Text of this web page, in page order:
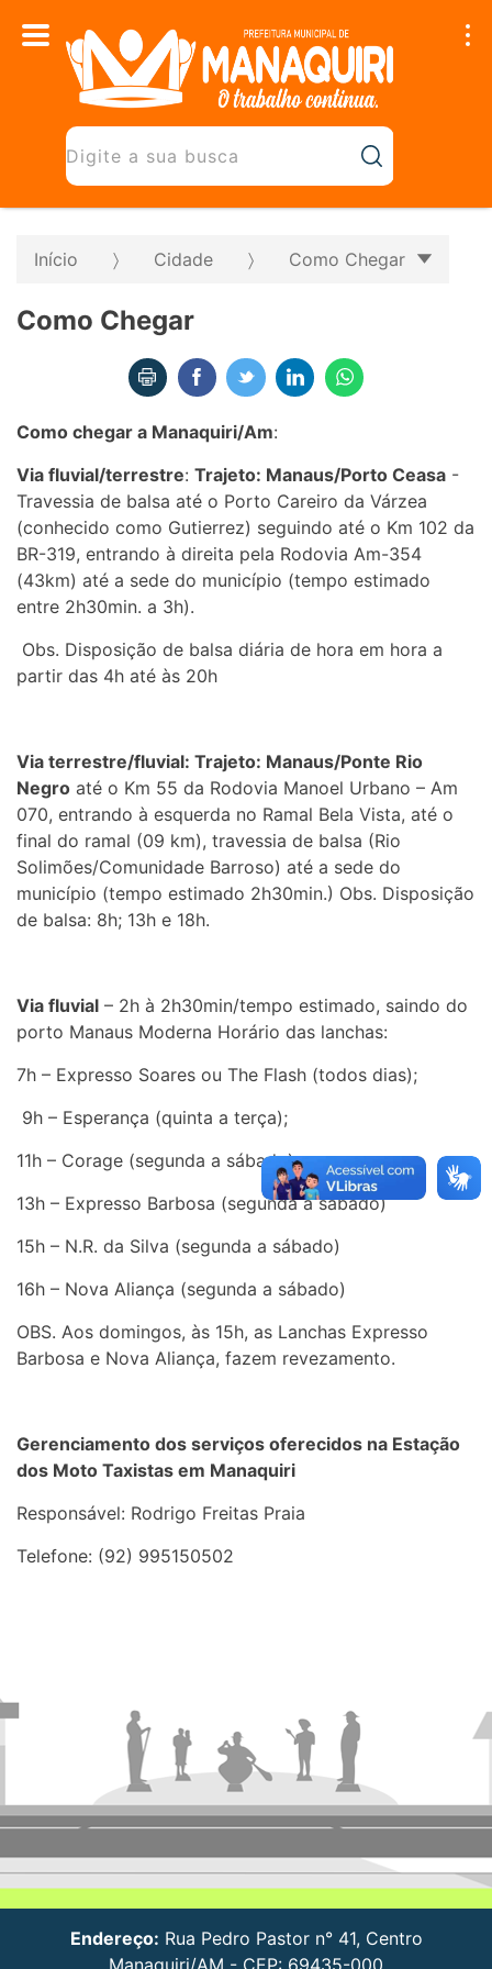
Início Cidade Como Chegar
Como Chegar
Como chegar a Manaquiri/Am:
Via fluvial/terrestre: Trajeto: Manaus/Porto Ceasa -
Travessia de balsa até o Porto Careiro da Várzea
(conhecido como Gutierrez) seguindo até o Km 102 da
BR-319, entrando à direita pela Rodovia Am-354
(43km) até a sede do município (tempo estimado
entre 2h30min. a 3h).
Obs. Disposição de balsa diária de hora em hora a
partir das 4h até às 20h
Via terrestre/fluvial: Trajeto: Manaus/Ponte Rio
Negro até o Km 55 da Rodovia Manoel Urbano – Am
070, entrando à esquerda no Ramal Bela Vista, até o
final do ramal (09 km), travessia de balsa (Rio
Solimões/Comunidade Barroso) até a sede do
município (tempo estimado 2h30min.) Obs. Disposição
de balsa: 8h; 13h e 18h.
Via fluvial – 2h à 2h30min/tempo estimado, saindo do
porto Manaus Moderna Horário das lanchas:
7h – Expresso Soares ou The Flash (todos dias);
9h – Esperança (quinta a terça);
11h – Corage (segunda a sábado);
13h – Expresso Barbosa (segunda a sábado)
15h – N.R. da Silva (segunda a sábado)
16h – Nova Aliança (segunda a sábado)
OBS. Aos domingos, às 15h, as Lanchas Expresso
Barbosa e Nova Aliança, fazem revezamento.
Gerenciamento dos serviços oferecidos na Estação
dos Moto Taxistas em Manaquiri
Responsável: Rodrigo Freitas Praia
Telefone: (92) 995150502
Endereço: Rua Pedro Pastor n° 41, Centro
Manaquiri/AM - CEP: 69435-000